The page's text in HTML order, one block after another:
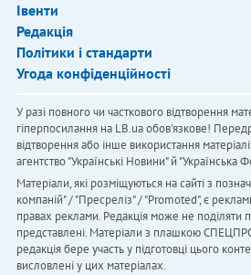
Івенти
Редакція
Політики і стандарти
Угода конфіденційності
У разі повного чи часткового відтворення
гіперпосилання на LB.ua обов'язкове!
відтворення або інше використання
агентство "Українськi Новини" й "Українська
Матеріали, які розміщуються на сайті з
компаній" / "Пресреліз" / "Promoted", є
правах реклами. Редакція може не поділяти
представлені. Матеріали з плашкою
редакція бере участь у підготовці цього
висловлені у цих матеріалах.